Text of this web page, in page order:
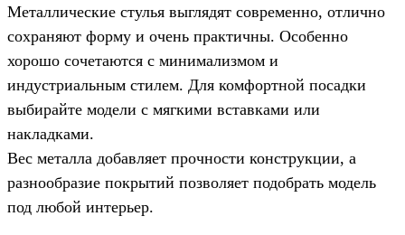
Металлические стулья выглядят современно, отлично
сохраняют форму и очень практичны. Особенно
хорошо сочетаются с минимализмом и
индустриальным стилем. Для комфортной посадки
выбирайте модели с мягкими вставками или
накладками.
Вес металла добавляет прочности конструкции, а
разнообразие покрытий позволяет подобрать модель
под любой интерьер.